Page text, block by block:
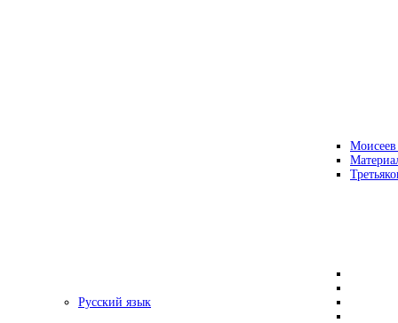
Русский язык